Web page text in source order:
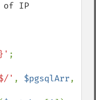
of IP
;
' , $pgsqlArr